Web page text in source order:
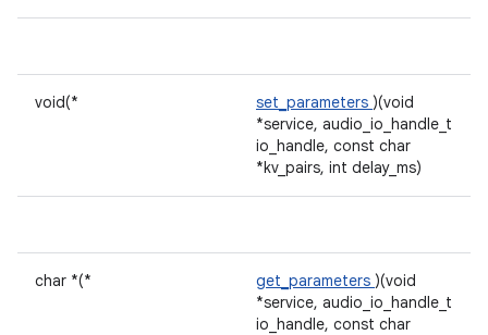
void(* set_parameters )(void
*service, audio_io_handle_t
io_handle, const char
*kv_pairs, int delay_ms)
char *(* get_parameters )(void
*service, audio_io_handle_t
io_handle, const char